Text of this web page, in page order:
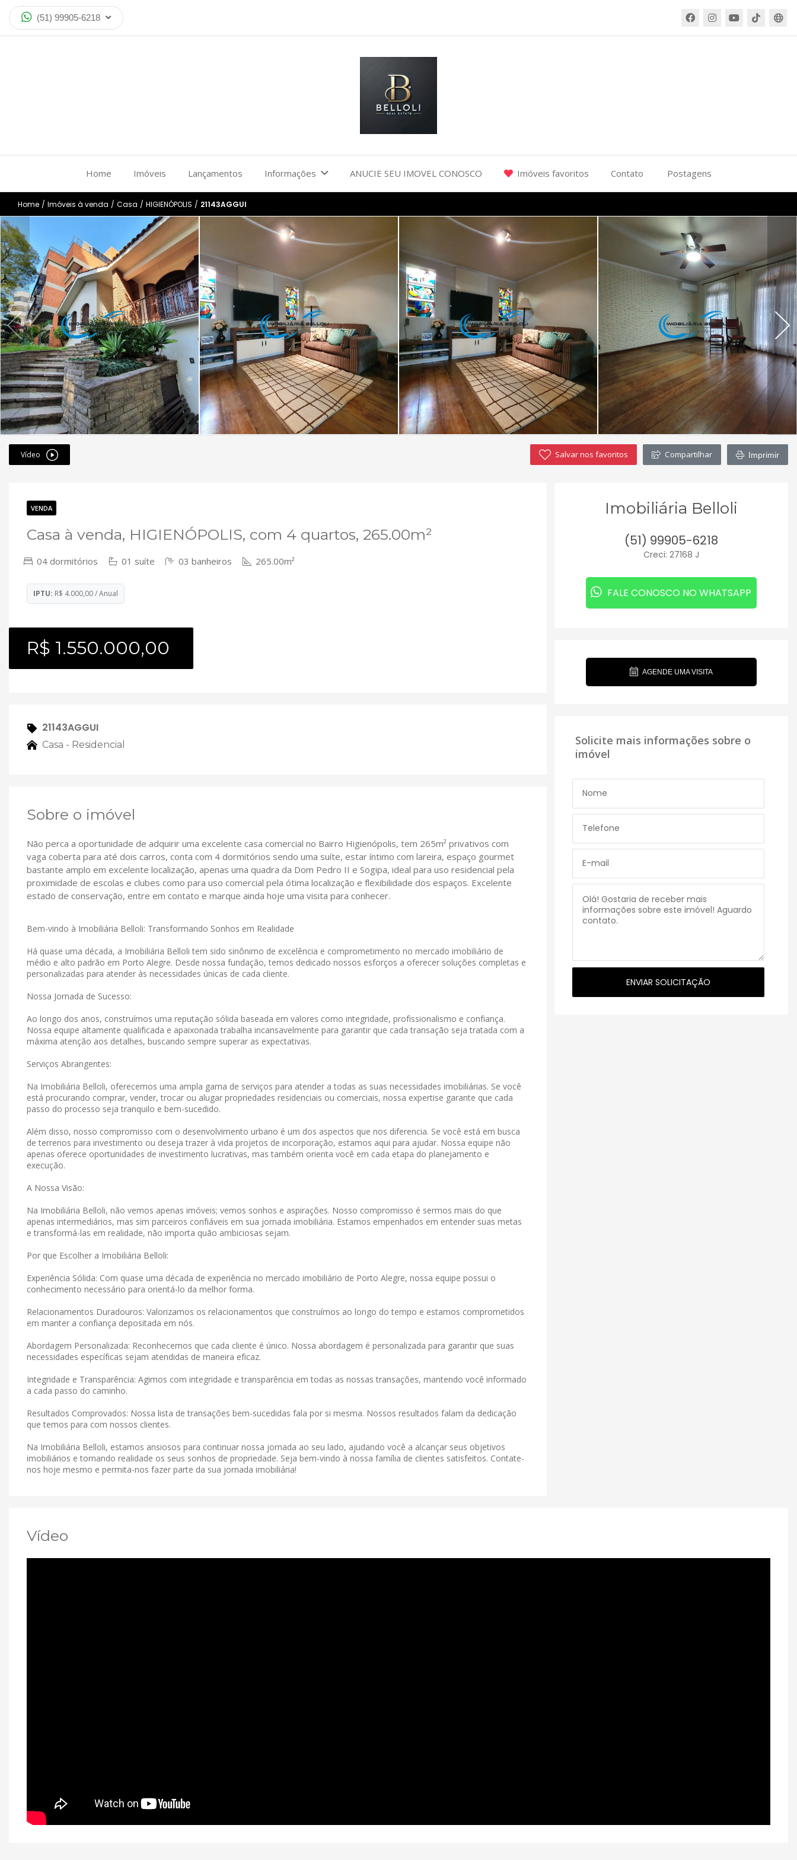
(51) 99905-6218
Home Imóveis Lançamentos Informações ANUCIE SEU IMOVEL CONOSCO Imóveis favoritos Contato Postagens
Home / Imóveis à venda / Casa / HIGIENÓPOLIS / 21143AGGUI
Vídeo Salvar nos favoritos Compartilhar Imprimir
VENDA
Casa à venda, HIGIENÓPOLIS, com 4 quartos, 265.00m²
04 dormitórios 01 suíte 03 banheiros 265.00m²
IPTU: R$ 4.000,00 / Anual
R$ 1.550.000,00
21143AGGUI
Casa - Residencial
Sobre o imóvel
Não perca a oportunidade de adquirir uma excelente casa comercial no Bairro Higienópolis, tem 265m² privativos com
vaga coberta para até dois carros, conta com 4 dormitórios sendo uma suíte, estar íntimo com lareira, espaço gourmet
bastante amplo em excelente localização, apenas uma quadra da Dom Pedro II e Sogipa, ideal para uso residencial pela
proximidade de escolas e clubes como para uso comercial pela ótima localização e flexibilidade dos espaços. Excelente
estado de conservação, entre em contato e marque ainda hoje uma visita para conhecer.
Bem-vindo à Imobiliária Belloli: Transformando Sonhos em Realidade
Há quase uma década, a Imobiliária Belloli tem sido sinônimo de excelência e comprometimento no mercado imobiliário de
médio e alto padrão em Porto Alegre. Desde nossa fundação, temos dedicado nossos esforços a oferecer soluções completas e
personalizadas para atender às necessidades únicas de cada cliente.
Nossa Jornada de Sucesso:
Ao longo dos anos, construímos uma reputação sólida baseada em valores como integridade, profissionalismo e confiança.
Nossa equipe altamente qualificada e apaixonada trabalha incansavelmente para garantir que cada transação seja tratada com a
máxima atenção aos detalhes, buscando sempre superar as expectativas.
Serviços Abrangentes:
Na Imobiliária Belloli, oferecemos uma ampla gama de serviços para atender a todas as suas necessidades imobiliárias. Se você
está procurando comprar, vender, trocar ou alugar propriedades residenciais ou comerciais, nossa expertise garante que cada
passo do processo seja tranquilo e bem-sucedido.
Além disso, nosso compromisso com o desenvolvimento urbano é um dos aspectos que nos diferencia. Se você está em busca
de terrenos para investimento ou deseja trazer à vida projetos de incorporação, estamos aqui para ajudar. Nossa equipe não
apenas oferece oportunidades de investimento lucrativas, mas também orienta você em cada etapa do planejamento e
execução.
A Nossa Visão:
Na Imobiliária Belloli, não vemos apenas imóveis; vemos sonhos e aspirações. Nosso compromisso é sermos mais do que
apenas intermediários, mas sim parceiros confiáveis ​​em sua jornada imobiliária. Estamos empenhados em entender suas metas
e transformá-las em realidade, não importa quão ambiciosas sejam.
Por que Escolher a Imobiliária Belloli:
Experiência Sólida: Com quase uma década de experiência no mercado imobiliário de Porto Alegre, nossa equipe possui o
conhecimento necessário para orientá-lo da melhor forma.
Relacionamentos Duradouros: Valorizamos os relacionamentos que construímos ao longo do tempo e estamos comprometidos
em manter a confiança depositada em nós.
Abordagem Personalizada: Reconhecemos que cada cliente é único. Nossa abordagem é personalizada para garantir que suas
necessidades específicas sejam atendidas de maneira eficaz.
Integridade e Transparência: Agimos com integridade e transparência em todas as nossas transações, mantendo você informado
a cada passo do caminho.
Resultados Comprovados: Nossa lista de transações bem-sucedidas fala por si mesma. Nossos resultados falam da dedicação
que temos para com nossos clientes.
Na Imobiliária Belloli, estamos ansiosos para continuar nossa jornada ao seu lado, ajudando você a alcançar seus objetivos
imobiliários e tornando realidade os seus sonhos de propriedade. Seja bem-vindo à nossa família de clientes satisfeitos. Contate-
nos hoje mesmo e permita-nos fazer parte da sua jornada imobiliária!
Imobiliária Belloli
(51) 99905-6218
Creci: 27168 J
FALE CONOSCO NO WHATSAPP
AGENDE UMA VISITA
Solicite mais informações sobre o
imóvel
Vídeo